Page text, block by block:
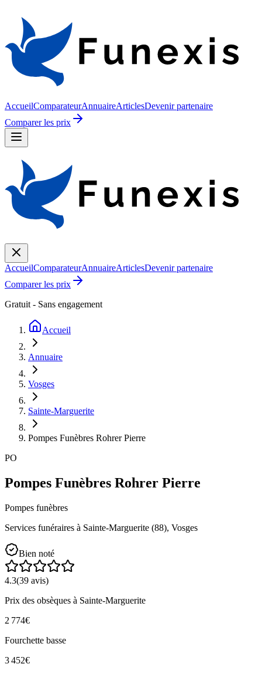
AccueilComparateurAnnuaireArticlesDevenir partenaire
Comparer les prix
AccueilComparateurAnnuaireArticlesDevenir partenaire
Comparer les prix
Gratuit - Sans engagement
Accueil
Annuaire
Vosges
Sainte-Marguerite
Pompes Funèbres Rohrer Pierre
PO
Pompes Funèbres Rohrer Pierre
Pompes funèbres
Services funéraires à Sainte-Marguerite (88), Vosges
Bien noté
4.3(39 avis)
Prix des obsèques à Sainte-Marguerite
2 774€
Fourchette basse
3 452€